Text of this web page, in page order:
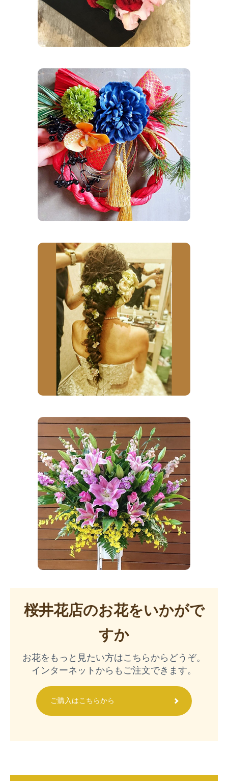
桜井花店のお花をいかがで
すか
お花をもっと見たい方はこちらからどうぞ。
インターネットからもご注文できます。
ご購入はこちらから